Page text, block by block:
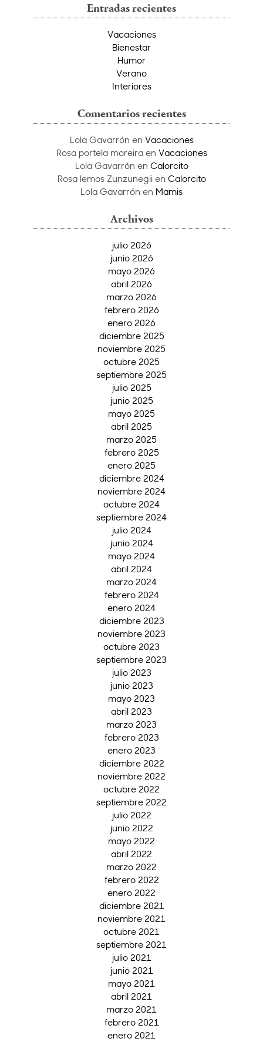
Entradas recientes
Vacaciones
Bienestar
Humor
Verano
Interiores
Comentarios recientes
Lola Gavarrón en Vacaciones
Rosa portela moreiraen Vacaciones
Lola Gavarrón en Calorcito
Rosa lemos Zunzunegiien Calorcito
Lola Gavarrón en Mamis
Archivos
julio 2026
junio 2026
mayo 2026
abril 2026
marzo 2026
febrero 2026
enero 2026
diciembre 2025
noviembre 2025
octubre 2025
septiembre 2025
julio 2025
junio 2025
mayo 2025
abril 2025
marzo 2025
febrero 2025
enero 2025
diciembre 2024
noviembre 2024
octubre 2024
septiembre 2024
julio 2024
junio 2024
mayo 2024
abril 2024
marzo 2024
febrero 2024
enero 2024
diciembre 2023
noviembre 2023
octubre 2023
septiembre 2023
julio 2023
junio 2023
mayo 2023
abril 2023
marzo 2023
febrero 2023
enero 2023
diciembre 2022
noviembre 2022
octubre 2022
septiembre 2022
julio 2022
junio 2022
mayo 2022
abril 2022
marzo 2022
febrero 2022
enero 2022
diciembre 2021
noviembre 2021
octubre 2021
septiembre 2021
julio 2021
junio 2021
mayo 2021
abril 2021
marzo 2021
febrero 2021
enero 2021